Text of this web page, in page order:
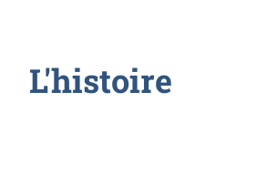
L'histoire